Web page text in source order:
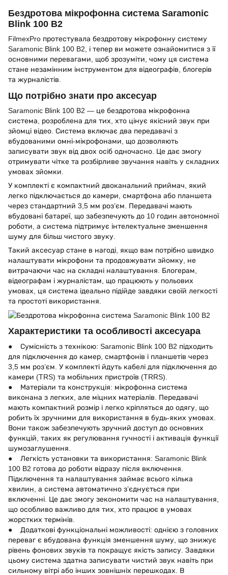
Бездротова мікрофонна система Saramonic
Blink 100 B2
FilmexPro протестувала бездротову мікрофонну систему
Saramonic Blink 100 B2, і тепер ви можете ознайомитися з її
основними перевагами, щоб зрозуміти, чому ця система
стане незамінним інструментом для відеографів, блогерів
та журналістів.
Що потрібно знати про аксесуар
Saramonic Blink 100 B2 — це бездротова мікрофонна
система, розроблена для тих, хто цінує якісний звук при
зйомці відео. Система включає два передавачі з
вбудованими омні-мікрофонами, що дозволяють
записувати звук від двох осіб одночасно. Це дає змогу
отримувати чітке та розбірливе звучання навіть у складних
умовах зйомки.
У комплекті є компактний двоканальний приймач, який
легко підключається до камери, смартфона або планшета
через стандартний 3,5 мм роз’єм. Передавачі мають
вбудовані батареї, що забезпечують до 10 годин автономної
роботи, а система підтримує інтелектуальне зменшення
шуму для більш чистого звуку.
Такий аксесуар стане в нагоді, якщо вам потрібно швидко
налаштувати мікрофони та продовжувати зйомку, не
витрачаючи час на складні налаштування. Блогерам,
відеографам і журналістам, що працюють у польових
умовах, ця система ідеально підійде завдяки своїй легкості
та простоті використання.
Характеристики та особливості аксесуара
● Сумісність з технікою: Saramonic Blink 100 B2 підходить
для підключення до камер, смартфонів і планшетів через
3,5 мм роз’єм. У комплекті йдуть кабелі для підключення до
камери (TRS) та мобільних пристроїв (TRRS).
● Матеріали та конструкція: мікрофонна система
виконана з легких, але міцних матеріалів. Передавачі
мають компактний розмір і легко кріпляться до одягу, що
робить їх зручними для використання в будь-яких умовах.
Вони також забезпечують зручний доступ до основних
функцій, таких як регулювання гучності і активація функції
шумозаглушення.
● Легкість установки та використання: Saramonic Blink
100 B2 готова до роботи відразу після включення.
Підключення та налаштування займає всього кілька
хвилин, а система автоматично з’єднується при
включенні. Це дає змогу зекономити час на налаштування,
що особливо важливо для тих, хто працює в умовах
жорстких термінів.
● Додаткові функціональні можливості: однією з головних
переваг є вбудована функція зменшення шуму, що знижує
рівень фонових звуків та покращує якість запису. Завдяки
цьому система здатна записувати чистий звук навіть при
сильному вітрі або інших зовнішніх перешкодах. В